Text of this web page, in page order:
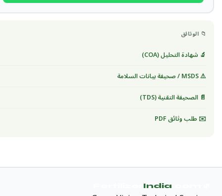
📁 الوثائق
🔬 شهادة التحليل (COA)
⚠️ MSDS / صحيفة بيانات السلامة
📄 الصحيفة التقنية (TDS)
✉️ طلب وثائق PDF
India